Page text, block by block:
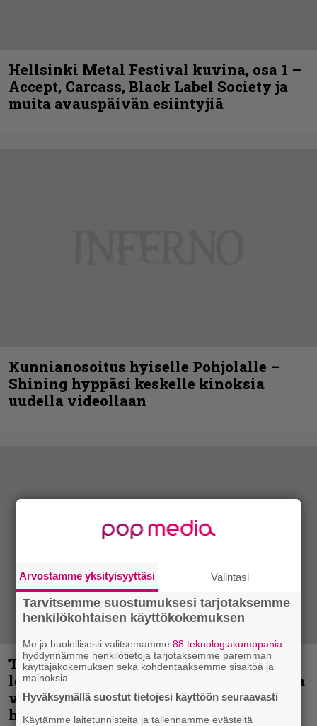
Hellsinki Metal Festival kuvina, osa 1 –
Accept, Carcass, Black Label Society ja
muita avauspäivän esiintyjiä
Kunnianosoitus hyiselle Pohjolalle –
Shining hyppäsi keskelle kinoksia
uudella videollaan
Thrash ’n’ roll -yhtye Madred ryydittää
levyjulkaisua keikkareissulla kuvatulla
videolla – ”Oltiin pakussa kusihädässä
helvetin väsyneenä…”
Arvostamme yksityisyyttäsi Valintasi
Tarvitsemme suostumuksesi tarjotaksemme
henkilökohtaisen käyttökokemuksen
Me ja huolellisesti valitsemamme88 teknologiakumppania
hyödynnämme henkilötietoja tarjotaksemme paremman
käyttäjäkokemuksen sekä kohdentaaksemme sisältöä ja
mainoksia.
Hyväksymällä suostut tietojesi käyttöön seuraavasti
Käytämme laitetunnisteita ja tallennamme evästeitä